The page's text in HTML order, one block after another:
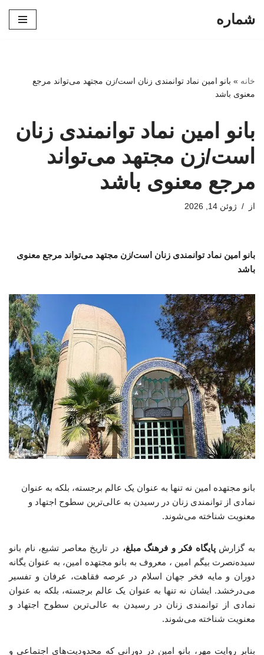
شماره
خانه » بانو امین نماد توانمندی زنان است/زن مجتهد می‌تواند مرجع
معنوی باشد
بانو امین نماد توانمندی زنان
است/زن مجتهد می‌تواند
مرجع معنوی باشد
از ژوئن 14, 2026
بانو امین نماد توانمندی زنان است/زن مجتهد می‌تواند مرجع معنوی
باشد
بانو مجتهده امین نه تنها به عنوان یک عالم برجسته، بلکه به عنوان
نمادی از توانمندی زنان در رسیدن به عالی‌ترین سطوح اجتهاد و
معنویت شناخته می‌شوند.
به گزارشپایگاه فکر و فرهنگ مبلغ، در تاریخ معاصر تشیع، نام بانو
سیده‌نصرت بیگم امین ، معروف به بانو مجتهده امین، به عنوان یگانه
دوران و مایه فخر جهان اسلام در عرصه فقاهت، عرفان و تفسیر
می‌درخشد. ایشان نه تنها به عنوان یک عالم برجسته، بلکه به عنوان
نمادی از توانمندی زنان در رسیدن به عالی‌ترین سطوح اجتهاد و
معنویت شناخته می‌شوند.
بنابر روایت مهر، بانو امین در دورانی که محدودیت‌های اجتماعی و